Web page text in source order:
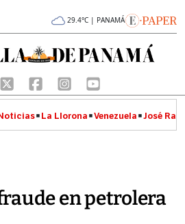
29.4°C | PANAMÁ
La Llorona Venezuela José
en petrolera